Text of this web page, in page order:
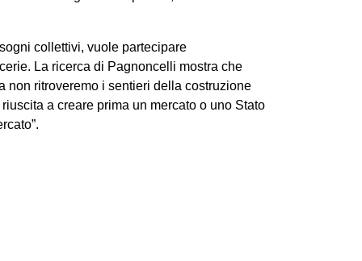
collettivi, vuole partecipare
La ricerca di Pagnoncelli mostra che
non ritroveremo i sentieri della costruzione
a creare prima un mercato o uno Stato